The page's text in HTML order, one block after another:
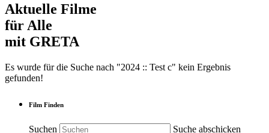
Aktuelle Filme
für Alle
mit GRETA
Es wurde für die Suche nach "2024 :: Test c" kein Ergebnis
gefunden!
Film Finden
Suchen Suche abschicken